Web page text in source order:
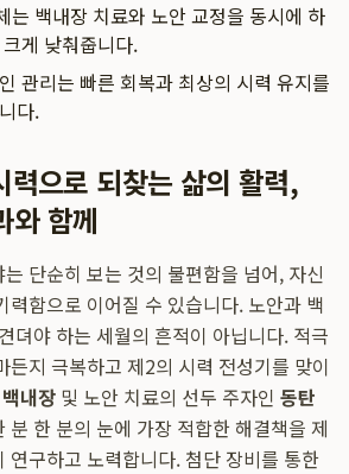
는 백내장 치료와 노안 교정을 동시에 하
게 낮춰줍니다.
관리는 빠른 회복과 최상의 시력 유지를
다.
력으로 되찾는 삶의 활력,
와 함께
단순히 보는 것의 불편함을 넘어, 자신
력함으로 이어질 수 있습니다. 노안과 백
뎌야 하는 세월의 흔적이 아닙니다. 적극
든지 극복하고 제2의 시력 전성기를 맞이
내장 및 노안 치료의 선두 주자인 동탄
분 한 분의 눈에 가장 적합한 해결책을 제
연구하고 노력합니다. 첨단 장비를 통한